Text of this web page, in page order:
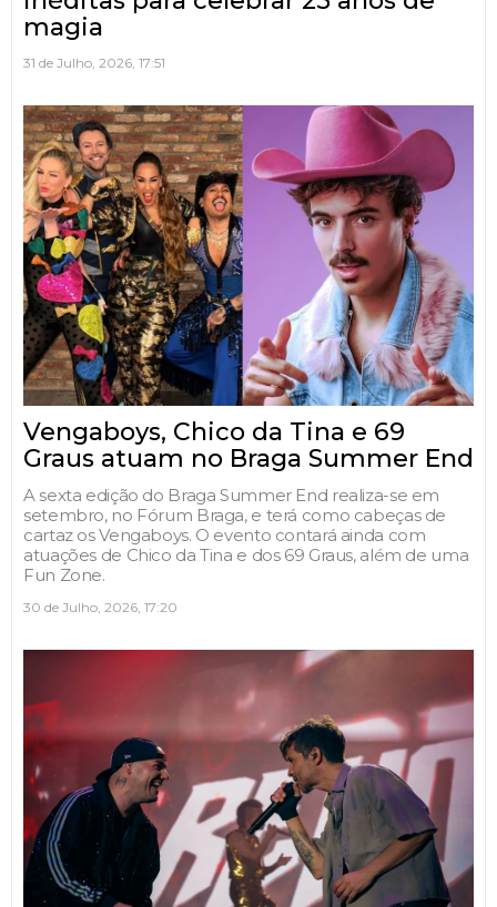
magia
31 de Julho, 2026, 17:51
Vengaboys, Chico da Tina e 69
Graus atuam no Braga Summer End
A sexta edição do Braga Summer End realiza-se em
setembro, no Fórum Braga, e terá como cabeças de
cartaz os Vengaboys. O evento contará ainda com
atuações de Chico da Tina e dos 69 Graus, além de uma
Fun Zone.
30 de Julho, 2026, 17:20